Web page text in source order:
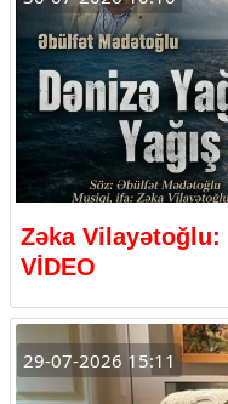
Zəka Vilayətoğlu:
VİDEO
29-07-2026 15:11